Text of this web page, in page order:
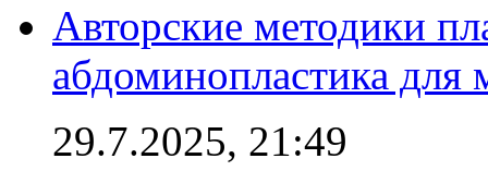
Авторские методики
абдоминопластика для
29.7.2025, 21:49